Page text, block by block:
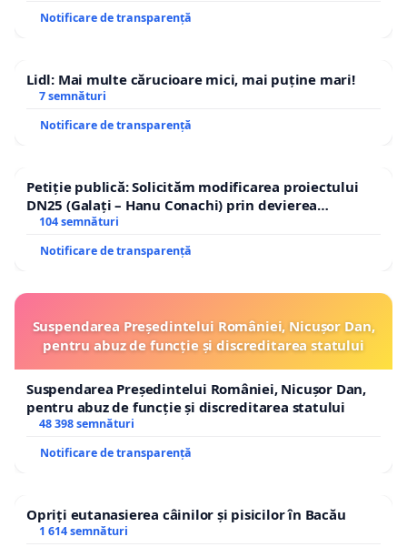
Notificare de transparență
Lidl: Mai multe cărucioare mici, mai puține mari!
7 semnături
Notificare de transparență
Petiție publică: Solicităm modificarea proiectului
DN25 (Galați – Hanu Conachi) prin devierea
traseului în afara localităților!
104 semnături
Notificare de transparență
Suspendarea Președintelui României, Nicușor Dan,
pentru abuz de funcție și discreditarea statului
Suspendarea Președintelui României, Nicușor Dan,
pentru abuz de funcție și discreditarea statului
48 398 semnături
Notificare de transparență
Opriți eutanasierea câinilor și pisicilor în Bacău
1 614 semnături